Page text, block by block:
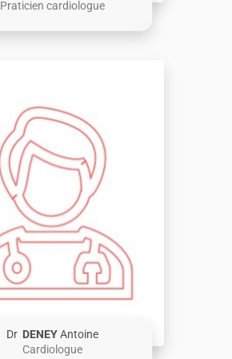
Praticien cardiologue
Dr DENEYAntoine
Cardiologue